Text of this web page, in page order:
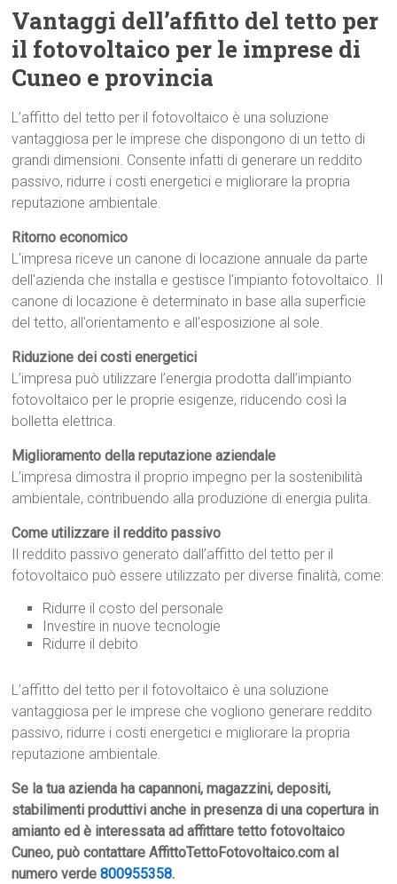
Vantaggi dell’affitto del tetto per
il fotovoltaico per le imprese di
Cuneo e provincia
L’affitto del tetto per il fotovoltaico è una soluzione
vantaggiosa per le imprese che dispongono di un tetto di
grandi dimensioni. Consente infatti di generare un reddito
passivo, ridurre i costi energetici e migliorare la propria
reputazione ambientale.
Ritorno economico
L’impresa riceve un canone di locazione annuale da parte
dell’azienda che installa e gestisce l’impianto fotovoltaico. Il
canone di locazione è determinato in base alla superficie
del tetto, all’orientamento e all’esposizione al sole.
Riduzione dei costi energetici
L’impresa può utilizzare l’energia prodotta dall’impianto
fotovoltaico per le proprie esigenze, riducendo così la
bolletta elettrica.
Miglioramento della reputazione aziendale
L’impresa dimostra il proprio impegno per la sostenibilità
ambientale, contribuendo alla produzione di energia pulita.
Come utilizzare il reddito passivo
Il reddito passivo generato dall’affitto del tetto per il
fotovoltaico può essere utilizzato per diverse finalità, come:
Ridurre il costo del personale
Investire in nuove tecnologie
Ridurre il debito
L’affitto del tetto per il fotovoltaico è una soluzione
vantaggiosa per le imprese che vogliono generare reddito
passivo, ridurre i costi energetici e migliorare la propria
reputazione ambientale.
Se la tua azienda ha capannoni, magazzini, depositi,
stabilimenti produttivi anche in presenza di una copertura in
amianto ed è interessata ad affittare tetto fotovoltaico
Cuneo, può contattare AffittoTettoFotovoltaico.com al
numero verde800955358.